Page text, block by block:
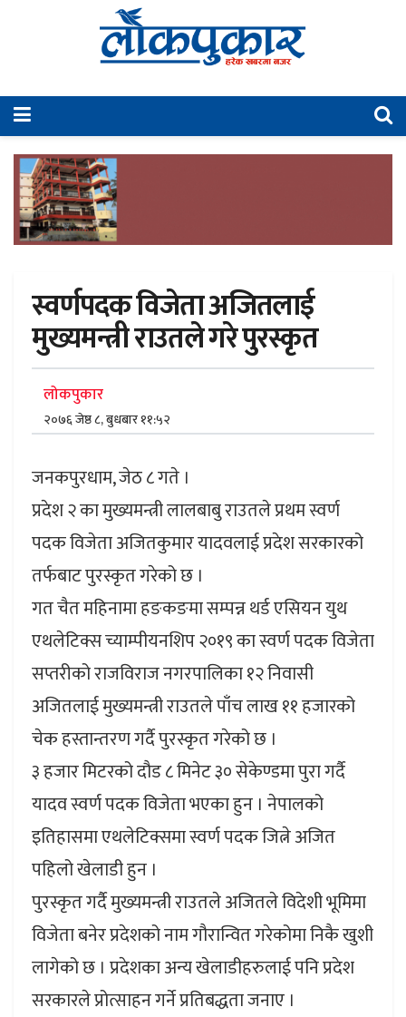
स्वर्णपदक विजेता अजितलाई
मुख्यमन्त्री राउतले गरे पुरस्कृत
लोकपुकार
२०७६ जेष्ठ ८, बुधबार ११:५२
जनकपुरधाम, जेठ ८ गते ।
प्रदेश २ का मुख्यमन्त्री लालबाबु राउतले प्रथम स्वर्ण
पदक विजेता अजितकुमार यादवलाई प्रदेश सरकारको
तर्फबाट पुरस्कृत गरेको छ ।
गत चैत महिनामा हङकङमा सम्पन्न थर्ड एसियन युथ
एथलेटिक्स च्याम्पीयनशिप २०१९ का स्वर्ण पदक विजेता
सप्तरीको राजविराज नगरपालिका १२ निवासी
अजितलाई मुख्यमन्त्री राउतले पाँच लाख ११ हजारको
चेक हस्तान्तरण गर्दै पुरस्कृत गरेको छ ।
३ हजार मिटरको दौड ८ मिनेट ३० सेकेण्डमा पुरा गर्दै
यादव स्वर्ण पदक विजेता भएका हुन । नेपालको
इतिहासमा एथलेटिक्समा स्वर्ण पदक जित्ने अजित
पहिलो खेलाडी हुन ।
पुरस्कृत गर्दै मुख्यमन्त्री राउतले अजितले विदेशी भूमिमा
विजेता बनेर प्रदेशको नाम गौरान्वित गरेकोमा निकै खुशी
लागेको छ । प्रदेशका अन्य खेलाडीहरुलाई पनि प्रदेश
सरकारले प्रोत्साहन गर्ने प्रतिबद्धता जनाए ।